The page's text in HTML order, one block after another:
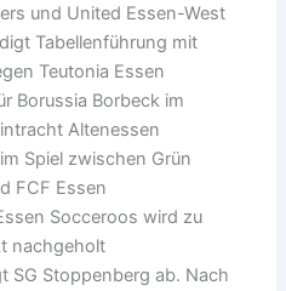
und United Essen-West
Tabellenführung mit
Teutonia Essen
Borussia Borbeck im
Altenessen
Spiel zwischen Grün
FCF Essen
Socceroos wird zu
nachgeholt
SG Stoppenberg ab. Nach